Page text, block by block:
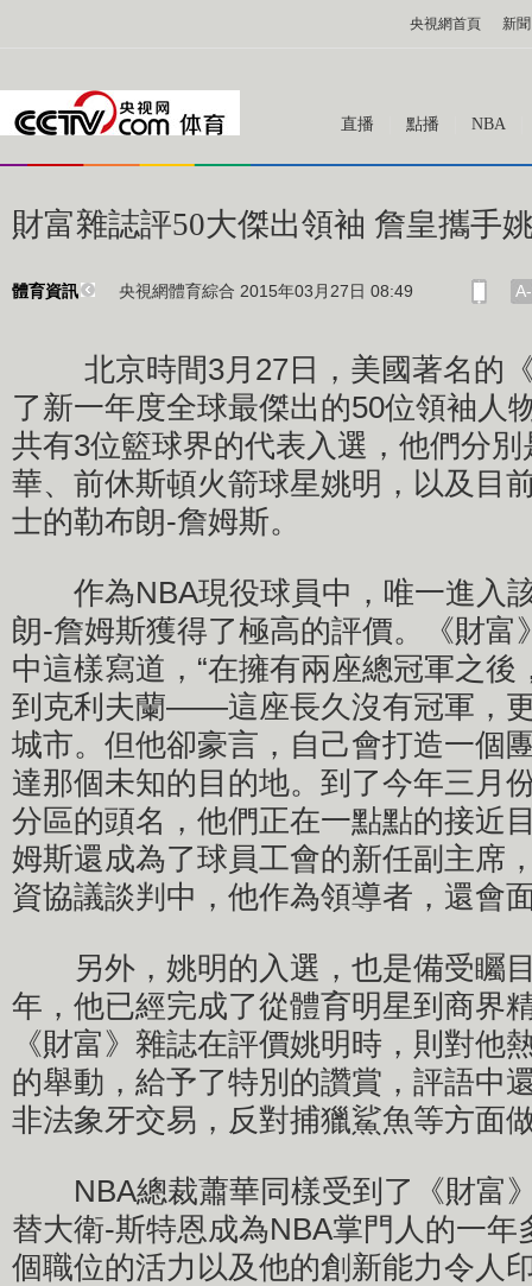
央視網首頁 新聞
直播 點播 NBA
財富雜誌評50大傑出領袖 詹皇攜手
體育資訊 央視網體育綜合 2015年03月27日 08:49 A-
北京時間3月27日，美國著名的《
了新一年度全球最傑出的50位領袖人
共有3位籃球界的代表入選，他們分
華、前休斯頓火箭球星姚明，以及目
士的勒布朗-詹姆斯。
作為NBA現役球員中，唯一進入
朗-詹姆斯獲得了極高的評價。《財富
中這樣寫道，“在擁有兩座總冠軍之
到克利夫蘭——這座長久沒有冠軍，
城市。但他卻豪言，自己會打造一個
達那個未知的目的地。到了今年三月
分區的頭名，他們正在一點點的接近
姆斯還成為了球員工會的新任副主席
資協議談判中，他作為領導者，還會
另外，姚明的入選，也是備受矚
年，他已經完成了從體育明星到商界
《財富》雜誌在評價姚明時，則對他
的舉動，給予了特別的讚賞，評語中
非法象牙交易，反對捕獵鯊魚等方面
NBA總裁蕭華同樣受到了《財富
替大衛-斯特恩成為NBA掌門人的一年
個職位的活力以及他的創新能力令人